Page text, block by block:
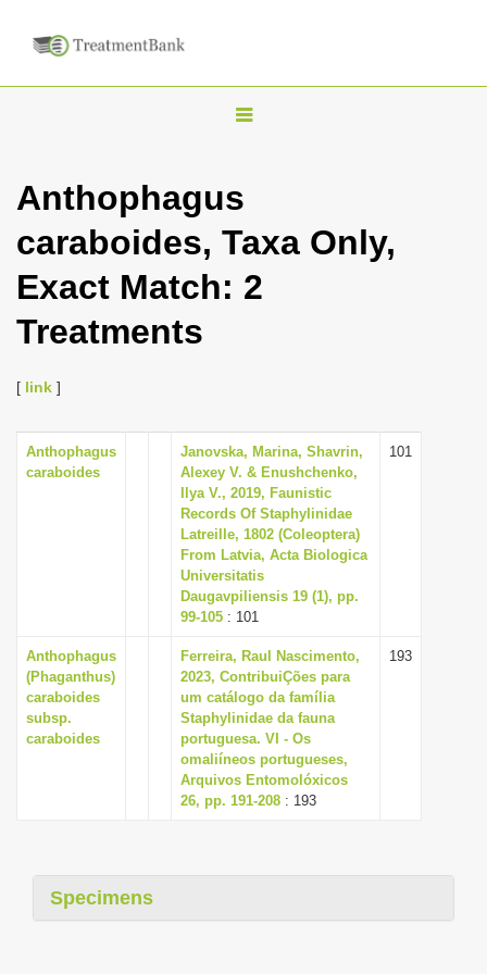
T
g
l
n
a
t
i
o
n
Anthophagus
caraboides, Taxa Only,
Exact Match: 2
Treatments
[ link ]
Anthophagus
caraboides
Janovska, Marina, Shavrin,
Alexey V. & Enushchenko,
Ilya V., 2019, Faunistic
Records Of Staphylinidae
Latreille, 1802 (Coleoptera)
From Latvia, Acta Biologica
Universitatis
Daugavpiliensis 19 (1), pp.
99-105 : 101
101
Anthophagus
(Phaganthus)
caraboides
subsp.
caraboides
Ferreira, Raul Nascimento,
2023, ContribuiÇões para
um catálogo da família
Staphylinidae da fauna
portuguesa. VI - Os
omaliíneos portugueses,
Arquivos Entomolóxicos
26, pp. 191-208 : 193
193
Specimens